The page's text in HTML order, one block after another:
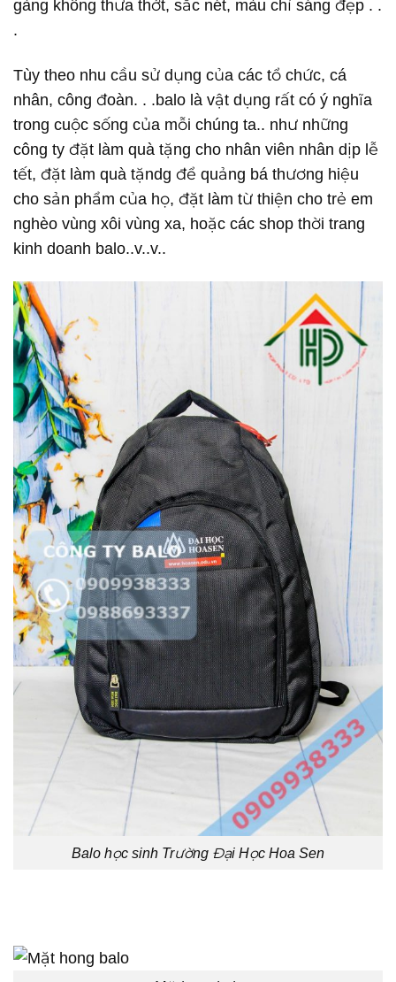
gàng không thưa thớt, sắc nét, màu chỉ sáng đẹp . .
.
Tùy theo nhu cầu sử dụng của các tổ chức, cá
nhân, công đoàn. . .balo là vật dụng rất có ý nghĩa
trong cuộc sống của mỗi chúng ta.. như những
công ty đặt làm quà tặng cho nhân viên nhân dịp lễ
tết, đặt làm quà tặndg để quảng bá thương hiệu
cho sản phẩm của họ, đặt làm từ thiện cho trẻ em
nghèo vùng xôi vùng xa, hoặc các shop thời trang
kinh doanh balo..v..v..
Balo học sinh Trường Đại Học Hoa Sen